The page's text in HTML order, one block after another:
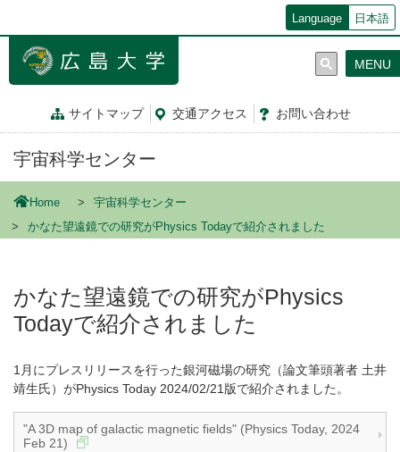
ン
Language 日本語
サイトマップ 交通アクセス お問い合わせ
MENU
宇宙科学センター
Home
宇宙科学センター
かなた望遠鏡での研究がPhysics Todayで紹介されました
かなた望遠鏡での研究がPhysics
Todayで紹介されました
1月にプレスリリースを行った銀河磁場の研究（論文筆頭著者 土井
靖生氏）がPhysics Today 2024/02/21版で紹介されました。
"A 3D map of galactic magnetic fields" (Physics Today, 2024
Feb 21)